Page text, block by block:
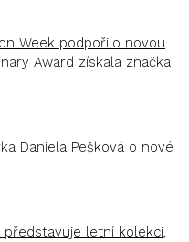
Week podpořilo novou
Award získala značka
Daniela Pešková o nové
představuje letní kolekci,